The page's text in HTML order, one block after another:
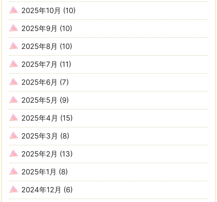
2025年10月 (10)
2025年9月 (10)
2025年8月 (10)
2025年7月 (11)
2025年6月 (7)
2025年5月 (9)
2025年4月 (15)
2025年3月 (8)
2025年2月 (13)
2025年1月 (8)
2024年12月 (6)